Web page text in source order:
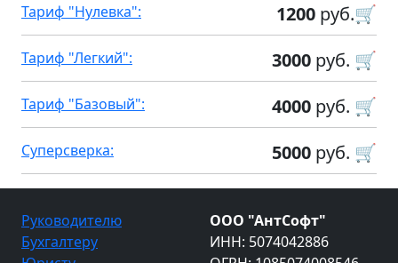
1200 руб.🛒
Тариф "Нулевка":
3000 руб. 🛒
Тариф "Легкий":
4000 руб. 🛒
Тариф "Базовый":
5000 руб. 🛒
Суперсверка:
Руководителю
Бухгалтеру
ООО "АнтСофт"
ИНН: 5074042886